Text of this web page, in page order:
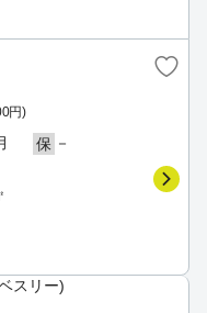
円)
保 －
スリー)